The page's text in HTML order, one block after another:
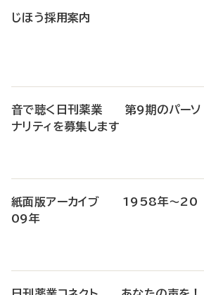
じほう採用案内
音で聴く日刊薬業 第9期のパーソ
ナリティを募集します
紙面版アーカイブ 1958年～20
09年